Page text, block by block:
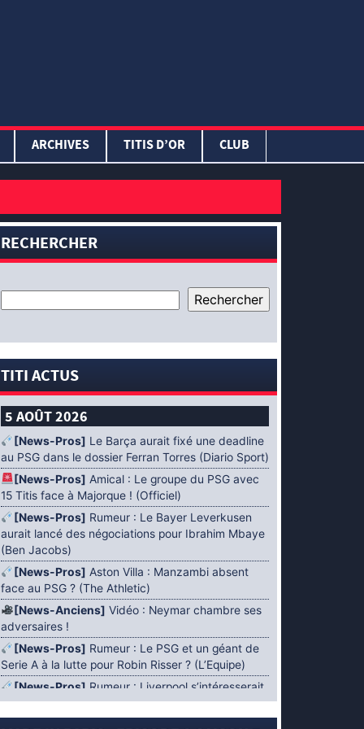
ARCHIVES TITIS D’OR CLUB
RECHERCHER
TITI ACTUS
5 AOÛT 2026
[News-Pros] Le Barça aurait fixé une deadline
au PSG dans le dossier Ferran Torres (Diario Sport)
[News-Pros] Amical : Le groupe du PSG avec
15 Titis face à Majorque ! (Officiel)
[News-Pros] Rumeur : Le Bayer Leverkusen
aurait lancé des négociations pour Ibrahim Mbaye
(Ben Jacobs)
[News-Pros] Aston Villa : Manzambi absent
face au PSG ? (The Athletic)
[News-Anciens] Vidéo : Neymar chambre ses
adversaires !
[News-Pros] Rumeur : Le PSG et un géant de
Serie A à la lutte pour Robin Risser ? (L’Equipe)
[News-Pros] Rumeur : Liverpool s’intéresserait
à Ibrahim Mbaye en plus de Bradley Barcola
(Fabrizio Romano)